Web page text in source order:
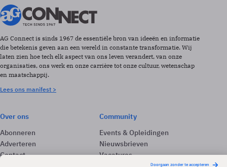
AG Connect is sinds 1967 de essentiële bron van ideeën en informatie
die betekenis geven aan een wereld in constante transformatie. Wij
laten zien hoe tech elk aspect van ons leven verandert, van onze
organisaties, ons werk en onze carrière tot onze cultuur, wetenschap
en maatschappij.
Lees ons manifest >
Over ons
Abonneren
Adverteren
Contact
Community
Events & Opleidingen
Nieuwsbrieven
Vacatures